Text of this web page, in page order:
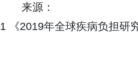
来源：
1 《2019年全球疾病负担研